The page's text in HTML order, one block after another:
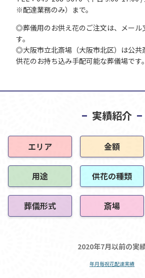
※配達業務のみ）まで。
◎葬儀用のお供え花のご注文は、メール
す。
◎大阪市立北斎場（大阪市北区）は公共
供花のお持ち込み手配可能な葬儀場です。
実績紹介
エリア 金額
用途 供花の種類
葬儀形式 斎場
2020年7月以前の実
年月毎祝花配達実績